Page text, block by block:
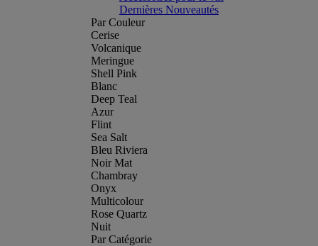
Dernières Nouveautés
Par Couleur
Cerise
Volcanique
Meringue
Shell Pink
Blanc
Deep Teal
Azur
Flint
Sea Salt
Bleu Riviera
Noir Mat
Chambray
Onyx
Multicolour
Rose Quartz
Nuit
Par Catégorie